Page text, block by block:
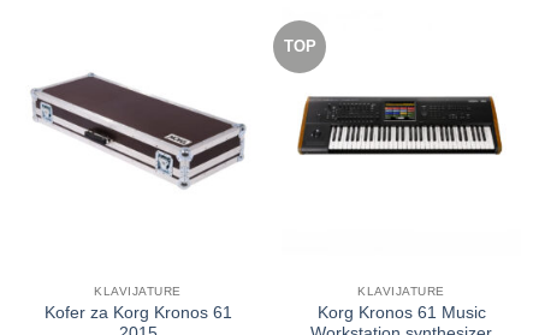
KLAVIJATURE
Kofer za Korg Kronos 61
TOP
KLAVIJATURE
Korg Kronos 61 Music